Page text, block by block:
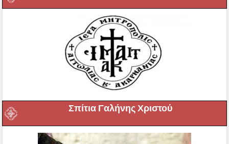
Σπίτια Γαλήνης Χριστού